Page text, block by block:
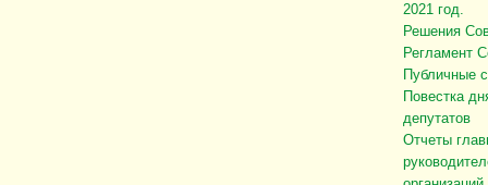
2021 год.
Решения
Регламент
Публичные
Повестка
депутатов
Отчеты